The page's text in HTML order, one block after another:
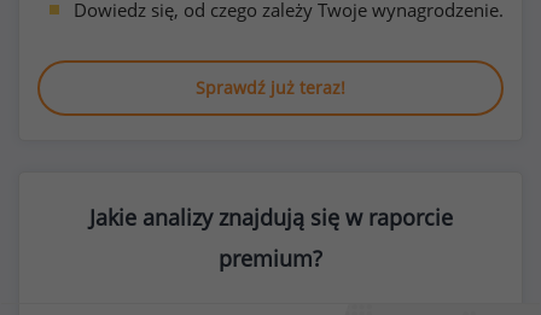
Dowiedz się, od czego zależy Twoje wynagrodzenie.
Sprawdź już teraz!
Jakie analizy znajdują się w raporcie
premium?